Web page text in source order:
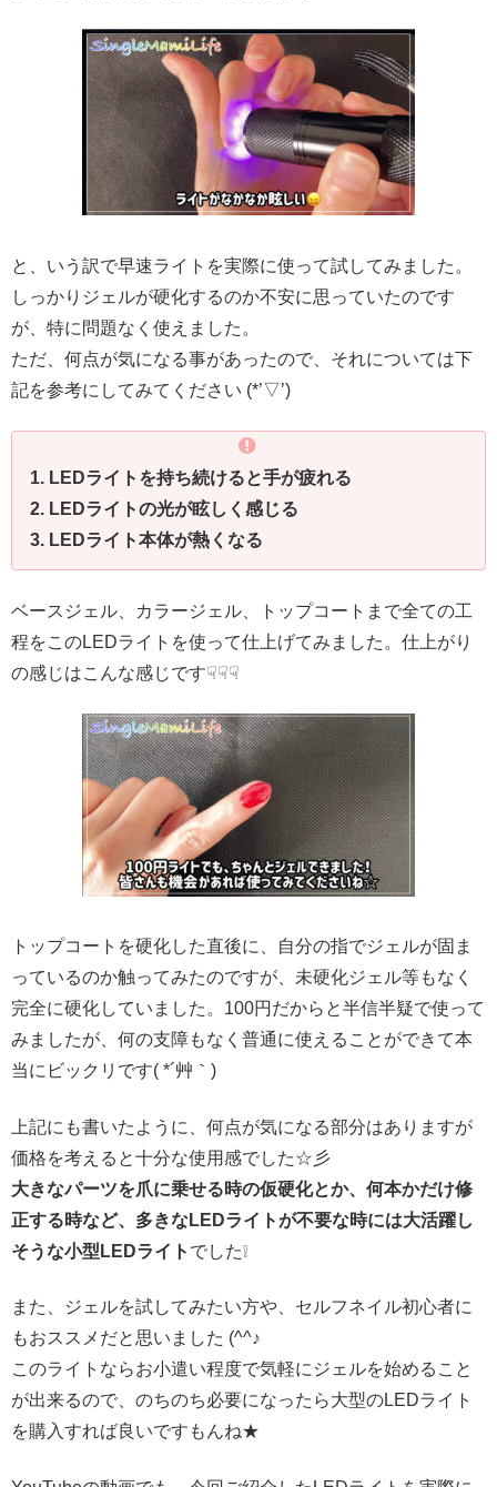
と、いう訳で早速ライトを実際に使って試してみました。
しっかりジェルが硬化するのか不安に思っていたのです
が、特に問題なく使えました。
ただ、何点が気になる事があったので、それについては下
記を参考にしてみてください (*’▽’)
1. LEDライトを持ち続けると手が疲れる
2. LEDライトの光が眩しく感じる
3. LEDライト本体が熱くなる
ベースジェル、カラージェル、トップコートまで全ての工
程をこのLEDライトを使って仕上げてみました。仕上がり
の感じはこんな感じです☟☟☟
トップコートを硬化した直後に、自分の指でジェルが固ま
っているのか触ってみたのですが、未硬化ジェル等もなく
完全に硬化していました。100円だからと半信半疑で使って
みましたが、何の支障もなく普通に使えることができて本
当にビックリです( *´艸｀)
上記にも書いたように、何点が気になる部分はありますが
価格を考えると十分な使用感でした☆彡
大きなパーツを爪に乗せる時の仮硬化とか、何本かだけ修
正する時など、多きなLEDライトが不要な時には大活躍し
そうな小型LEDライト でした❕
また、ジェルを試してみたい方や、セルフネイル初心者に
もおススメだと思いました (^^♪
このライトならお小遣い程度で気軽にジェルを始めること
が出来るので、のちのち必要になったら大型のLEDライト
を購入すれば良いですもんね★